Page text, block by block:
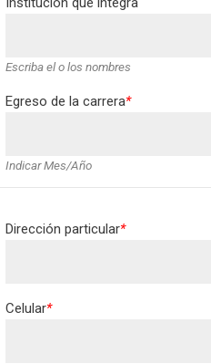
Escriba el o los nombres
Egreso de la carrera*
Indicar Mes/Año
Dirección particular*
Celular*